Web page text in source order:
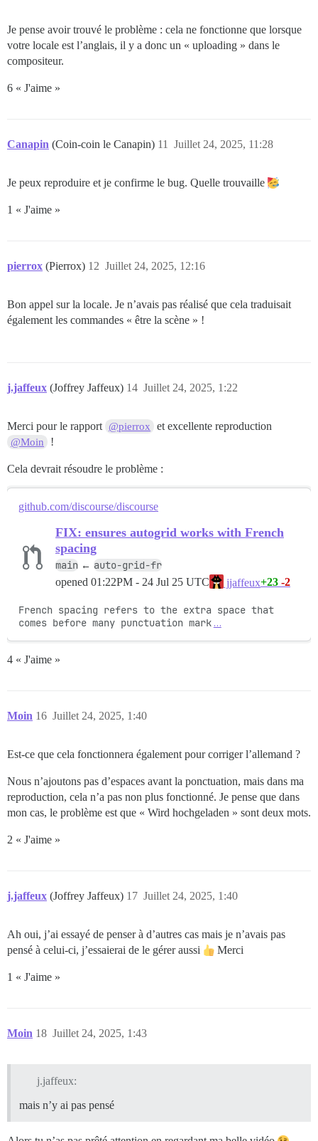
Je pense avoir trouvé le problème : cela ne fonctionne que lorsque
votre locale est l’anglais, il y a donc un « uploading » dans le
compositeur.
6 « J'aime »
Canapin (Coin-coin le Canapin) Juillet 24, 2025, 11:28
11
Je peux reproduire et je confirme le bug. Quelle trouvaille
1 « J'aime »
pierrox (Pierrox) Juillet 24, 2025, 12:16
12
Bon appel sur la locale. Je n’avais pas réalisé que cela traduisait
également les commandes « être la scène » !
j.jaffeux (Joffrey Jaffeux) Juillet 24, 2025, 1:22
14
Merci pour le rapport @pierrox et excellente reproduction
@Moin !
Cela devrait résoudre le problème :
github.com/discourse/discourse
FIX: ensures autogrid works with French
spacing
main ← auto-grid-fr
opened 01:22PM - 24 Jul 25 UTC jjaffeux+23 -2
French spacing refers to the extra space that
comes before many punctuation mark …
4 « J'aime »
Moin Juillet 24, 2025, 1:40
16
Est-ce que cela fonctionnera également pour corriger l’allemand ?
Nous n’ajoutons pas d’espaces avant la ponctuation, mais dans ma
reproduction, cela n’a pas non plus fonctionné. Je pense que dans
mon cas, le problème est que « Wird hochgeladen » sont deux mots.
2 « J'aime »
j.jaffeux (Joffrey Jaffeux) Juillet 24, 2025, 1:40
17
Ah oui, j’ai essayé de penser à d’autres cas mais je n’avais pas
pensé à celui-ci, j’essaierai de le gérer aussi
Merci
1 « J'aime »
Moin Juillet 24, 2025, 1:43
18
j.jaffeux:
mais n’y ai pas pensé